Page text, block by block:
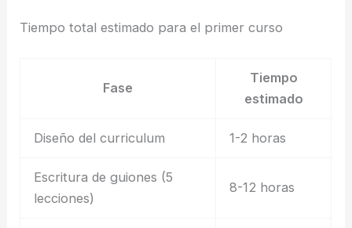
Tiempo total estimado para el primer curso
Fase
Tiempo
estimado
Diseño del curriculum 1-2 horas
Escritura de guiones (5
lecciones)
8-12 horas